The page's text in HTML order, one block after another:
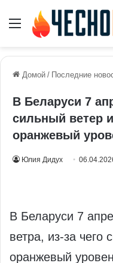
Меню
Домой / Последние
В Беларуси 7
сильный ветер
оранжевый
Юлия Дидух
В Беларуси 7
ветра, из‑за чего
оранжевый